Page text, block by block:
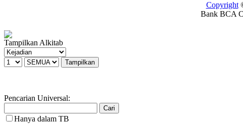
Copyright
Bank BCA
Tampilkan Alkitab
Pencarian Universal:
Hanya dalam TB